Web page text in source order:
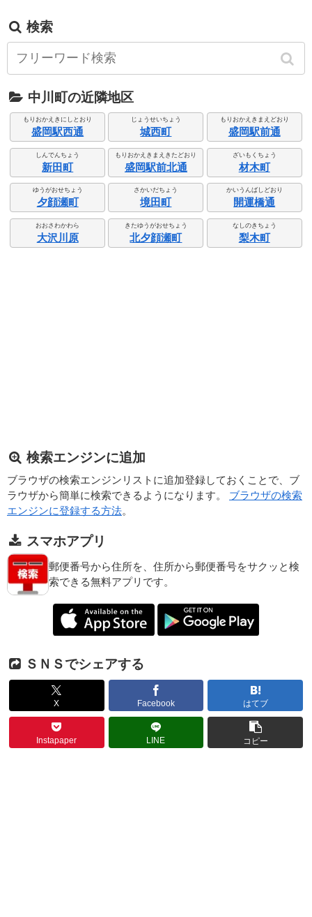
検索
中川町の近隣地区
もりおかえきにしとおり
盛岡駅西通
じょうせいちょう
城西町
もりおかえきまえどおり
盛岡駅前通
しんでんちょう
新田町
もりおかえきまえきたどおり
盛岡駅前北通
ざいもくちょう
材木町
ゆうがおせちょう
夕顔瀬町
さかいだちょう
境田町
かいうんばしどおり
開運橋通
おおさわかわら
大沢川原
きたゆうがおせちょう
北夕顔瀬町
なしのきちょう
梨木町
検索エンジンに追加
ブラウザの検索エンジンリストに追加登録しておくことで、ブ
ラウザから簡単に検索できるようになります。 ブラウザの検索
エンジンに登録する方法。
スマホアプリ
郵便番号から住所を、住所から郵便番号をサクッと検
索できる無料アプリです。
ＳＮＳでシェアする
X Facebook はてブ
Instapaper LINE コピー